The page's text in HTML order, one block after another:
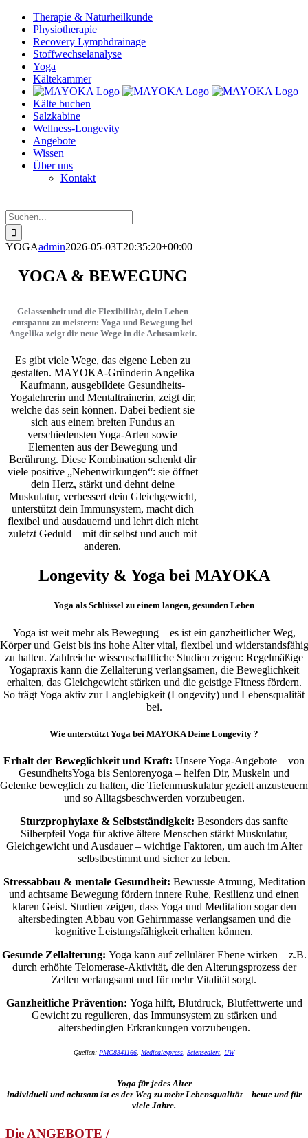
Therapie & Naturheilkunde
Physiotherapie
Recovery Lymphdrainage
Stoffwechselanalyse
Yoga
Kältekammer
Kälte buchen
Salzkabine
Wellness-Longevity
Angebote
Wissen
Über uns
Kontakt
Suche
nach:
YOGAadmin2026-05-03T20:35:20+00:00
YOGA & BEWEGUNG
Gelassenheit und die Flexibilität, dein Leben
entspannt zu meistern: Yoga und Bewegung bei
Angelika zeigt dir neue Wege in die Achtsamkeit.
Es gibt viele Wege, das eigene Leben zu
gestalten. MAYOKA-Gründerin Angelika
Kaufmann, ausgebildete Gesundheits-
Yogalehrerin und Mentaltrainerin, zeigt dir,
welche das sein können. Dabei bedient sie
sich aus einem breiten Fundus an
verschiedensten Yoga-Arten sowie
Elementen aus der Bewegung und
Berührung. Diese Kombination schenkt dir
viele positive „Nebenwirkungen“: sie öffnet
dein Herz, stärkt und dehnt deine
Muskulatur, verbessert dein Gleichgewicht,
unterstützt dein Immunsystem, macht dich
flexibel und ausdauernd und lehrt dich nicht
zuletzt Geduld – mit dir selbst und auch mit
anderen.
Longevity & Yoga bei MAYOKA
Yoga als Schlüssel zu einem langen, gesunden Leben
Yoga ist weit mehr als Bewegung – es ist ein ganzheitlicher Weg,
Körper und Geist bis ins hohe Alter vital, flexibel und widerstandsfähig
zu halten. Zahlreiche wissenschaftliche Studien zeigen: Regelmäßige
Yogapraxis kann die Zellalterung verlangsamen, die Beweglichkeit
erhalten, das Gleichgewicht stärken und die geistige Fitness fördern.
So trägt Yoga aktiv zur Langlebigkeit (Longevity) und Lebensqualität
bei.
Wie unterstützt Yoga bei MAYOKA Deine Longevity ?
Erhalt der Beweglichkeit und Kraft: Unsere Yoga-Angebote – von
GesundheitsYoga bis Seniorenyoga – helfen Dir, Muskeln und
Gelenke beweglich zu halten, die Tiefenmuskulatur gezielt anzusteuern
und so Alltagsbeschwerden vorzubeugen.
Sturzprophylaxe & Selbstständigkeit: Besonders das sanfte
Silberpfeil Yoga für aktive ältere Menschen stärkt Muskulatur,
Gleichgewicht und Ausdauer – wichtige Faktoren, um auch im Alter
selbstbestimmt und sicher zu leben.
Stressabbau & mentale Gesundheit: Bewusste Atmung, Meditation
und achtsame Bewegung fördern innere Ruhe, Resilienz und einen
klaren Geist. Studien zeigen, dass Yoga und Meditation sogar den
altersbedingten Abbau von Gehirnmasse verlangsamen und die
kognitive Leistungsfähigkeit erhalten können.
Gesunde Zellalterung: Yoga kann auf zellulärer Ebene wirken – z.B.
durch erhöhte Telomerase-Aktivität, die den Alterungsprozess der
Zellen verlangsamt und für mehr Vitalität sorgt.
Ganzheitliche Prävention: Yoga hilft, Blutdruck, Blutfettwerte und
Gewicht zu regulieren, das Immunsystem zu stärken und
altersbedingten Erkrankungen vorzubeugen.
Quellen: PMC8341166 Medicalexpress Sciensealert UW
Yoga für jedes Alter
individuell und achtsam ist es der Weg zu mehr Lebensqualität – heute und für
viele Jahre.
Die ANGEBOTE /